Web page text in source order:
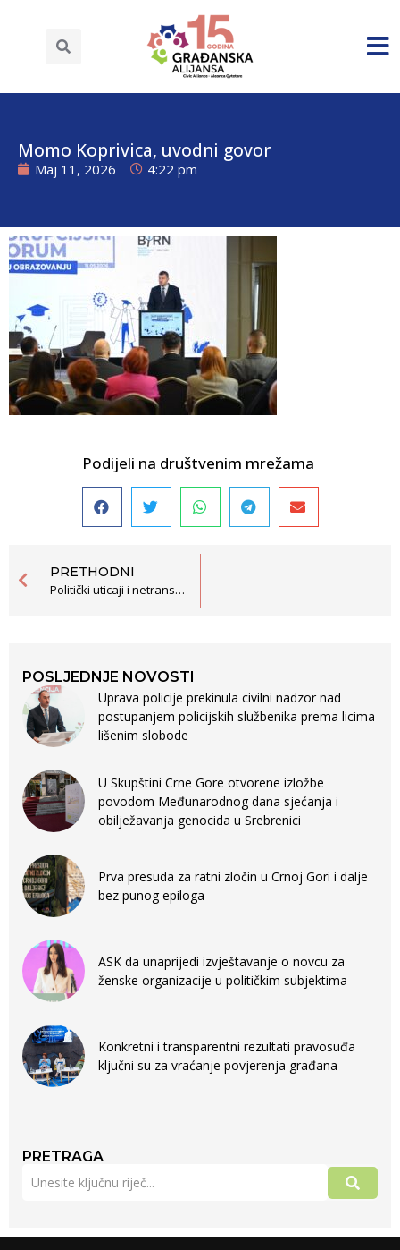
Momo Koprivica, uvodni govor
Maj 11, 2026 4:22 pm
Podijeli na društvenim mrežama
PRETHODNI
Politički uticaji i netransparentnost i dalje prisutni u obrazovanju
POSLJEDNJE NOVOSTI
Uprava policije prekinula civilni nadzor nad
postupanjem policijskih službenika prema licima
lišenim slobode
U Skupštini Crne Gore otvorene izložbe
povodom Međunarodnog dana sjećanja i
obilježavanja genocida u Srebrenici
Prva presuda za ratni zločin u Crnoj Gori i dalje
bez punog epiloga
ASK da unaprijedi izvještavanje o novcu za
ženske organizacije u političkim subjektima
Konkretni i transparentni rezultati pravosuđa
ključni su za vraćanje povjerenja građana
PRETRAGA